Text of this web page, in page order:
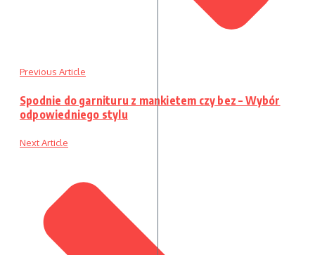
Previous Article
Spodnie do garnituru z mankietem czy bez – Wybór
odpowiedniego stylu
Next Article